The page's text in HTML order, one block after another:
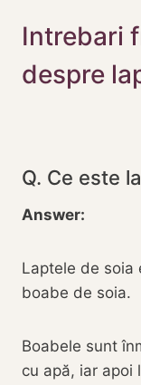
Intrebari
despre
Q. Ce este
Answer:
Laptele de soia
boabe de soia.
Boabele sunt
cu apă, iar